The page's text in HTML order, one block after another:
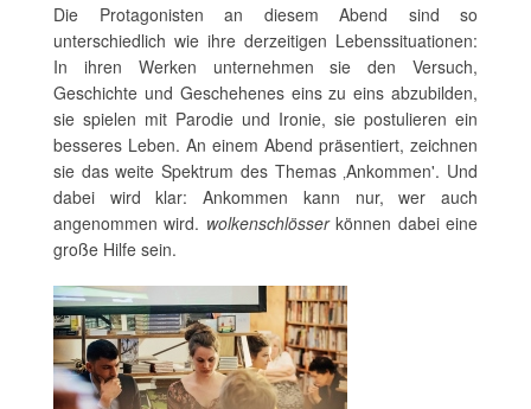
Die Protagonisten an diesem Abend sind so
unterschiedlich wie ihre derzeitigen Lebenssituationen:
In ihren Werken unternehmen sie den Versuch,
Geschichte und Geschehenes eins zu eins abzubilden,
sie spielen mit Parodie und Ironie, sie postulieren ein
besseres Leben. An einem Abend präsentiert, zeichnen
sie das weite Spektrum des Themas ‚Ankommen'. Und
dabei wird klar: Ankommen kann nur, wer auch
angenommen wird. wolkenschlösserkönnen dabei eine
große Hilfe sein.